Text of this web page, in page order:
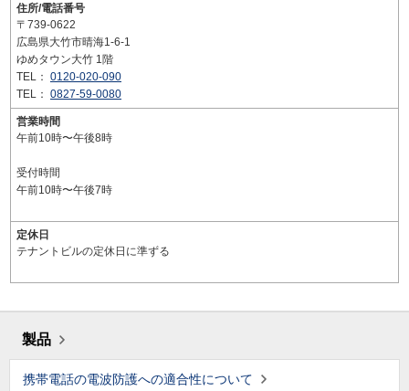
住所/電話番号
〒739-0622
広島県大竹市晴海1-6-1
ゆめタウン大竹 1階
TEL： 0120-020-090
TEL： 0827-59-0080
営業時間
午前10時〜午後8時
受付時間
午前10時〜午後7時
定休日
テナントビルの定休日に準ずる
製品
携帯電話の電波防護への適合性について